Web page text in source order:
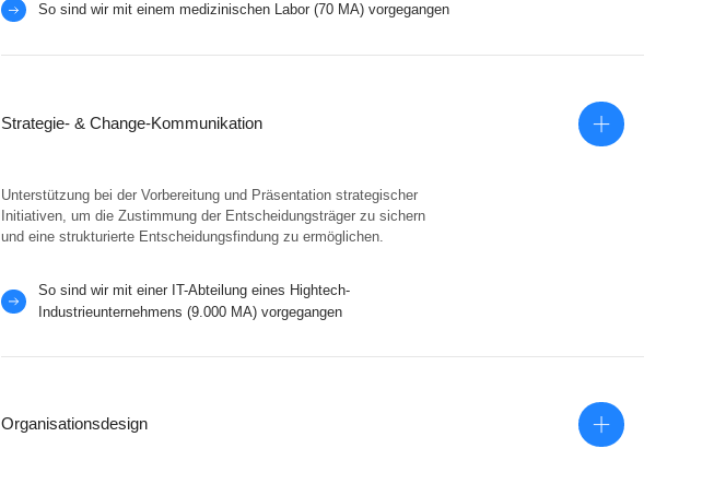
So sind wir mit einem medizinischen Labor (70 MA) vorgegangen
Strategie- & Change-Kommunikation
Unterstützung bei der Vorbereitung und Präsentation strategischer
Initiativen, um die Zustimmung der Entscheidungsträger zu sichern
und eine strukturierte Entscheidungsfindung zu ermöglichen.
So sind wir mit einer IT-Abteilung eines Hightech-
Industrieunternehmens (9.000 MA) vorgegangen
Organisationsdesign